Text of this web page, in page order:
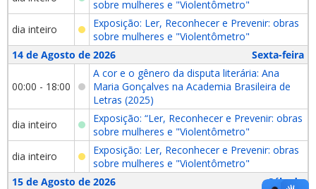
sobre mulheres e "Violentômetro"
dia inteiro
Exposição: Ler, Reconhecer e Prevenir: obras
sobre mulheres e "Violentômetro"
14 de Agosto de 2026
Sexta-feira
00:00 - 18:00
A cor e o gênero da disputa literária: Ana
Maria Gonçalves na Academia Brasileira de
Letras (2025)
dia inteiro
Exposição: “Ler, Reconhecer e Prevenir: obras
sobre mulheres e "Violentômetro"
dia inteiro
Exposição: Ler, Reconhecer e Prevenir: obras
sobre mulheres e "Violentômetro"
15 de Agosto de 2026
Sábado